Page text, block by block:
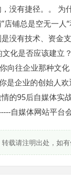
没有捷径。。
店铺总是空无一
没有技术、资金
化是否应该建立
向往企业那种文
是企业的创始人
的95后自媒体实
自媒体网站平台
载请注明出处，如有